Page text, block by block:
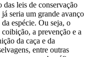
das leis de conservação
seria um grande avanço
espécie. Ou seja, o
a prevenção e a
da caça e da
entre outras